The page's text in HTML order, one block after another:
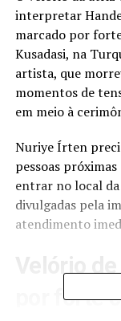
interpretar
marcado por
Kusadasi, na
artista, que
momentos de
em meio à
Nuriye Írten
pessoas
entrar no local da
divulgadas pela
atendimento
por forte